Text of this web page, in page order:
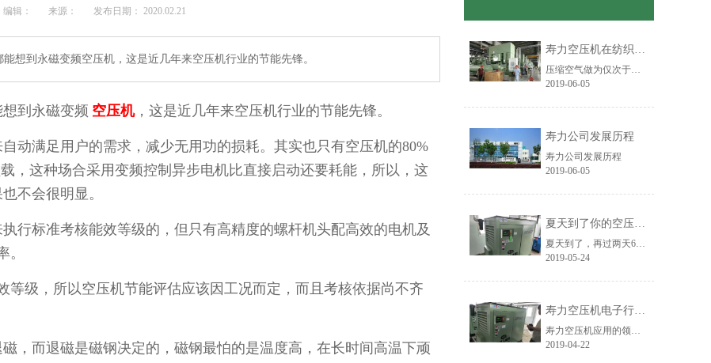
编辑： 来源： 发布日期： 2020.02.21
想到永磁变频空压机，这是近几年来空压机行业的节能先锋。
到永磁变频 空压机，这是近几年来空压机行业的节能先锋。
动满足用户的需求，减少无用功的损耗。其实也只有空压机的80%
，这种场合采用变频控制异步电机比直接启动还要耗能，所以，这
不会很明显。
行标准考核能效等级的，但只有高精度的螺杆机头配高效的电机及
。
等级，所以空压机节能评估应该因工况而定，而且考核依据尚不齐
，而退磁是磁钢决定的，磁钢最怕的是温度高，在长时间高温下顽
寿力空压机在纺织行业中的应用
压缩空气做为仅次于电力的第二大动力源，在纺织厂的应用已经处处可见，越来越多的纺织工艺过程已采用气动来完成。目前主要应用在纤维物料输送、胶辊加压、移动工位、喷射气流加工、射流自控技术、清洁部件等方面。
2019-06-05
寿力公司发展历程
寿力公司发展历程
2019-06-05
夏天到了你的空压机还撑得住吗？
夏天到了，再过两天6月份，我们将进入一年中最热的阶段，人在高温环境下很容易中暑，机器也是一样的，拿空压机来说，它的“中暑”表现形式就是高温报警停机。
2019-05-24
寿力空压机电子行业客户使用现场
寿力空压机应用的领域范围非常广泛，涉及到各行各业，今天主要介绍下寿力空压机在电子行业的应用。寿力空压机代理商艾默迪机电黄山客户使用现场：在电子行业，寿力空压机通常用于印刷电路板清洁、取放机等。
2019-04-22